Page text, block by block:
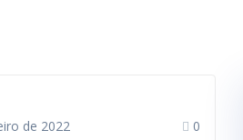
de 2022 0